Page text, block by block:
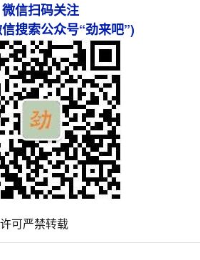
微信扫码关注
搜索公众号“劲来吧”)
可严禁转载